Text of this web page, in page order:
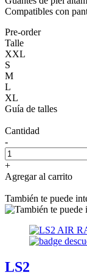
Compatibles con
Pre-order
Talle
XXL
S
M
L
XL
Guía de talles
Cantidad
-
+
Agregar al carrito
También te puede
LS2